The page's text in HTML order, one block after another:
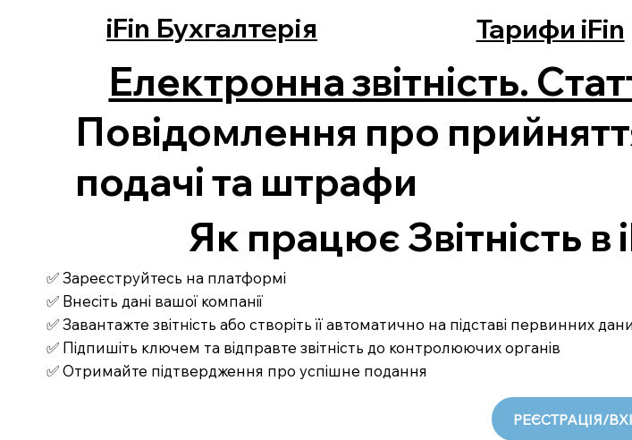
iFin Бухгалтерія Тарифи iFin
Електронна звітність.
Повідомлення про
подачі та штрафи
Як працює Звітність в
✅ Зареєструйтесь на платформі
✅ Внесіть дані вашої компанії
✅ Завантажте звітність або створіть її автоматично на підставі первинних
✅ Підпишіть ключем та відправте звітність до контролюючих органів
✅ Отримайте підтвердження про успішне подання
РЕЄСТРАЦІЯ/